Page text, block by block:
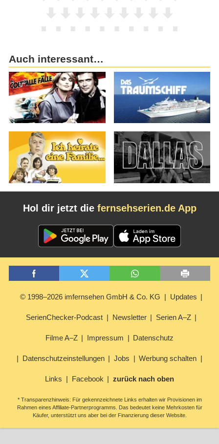
Auch interessant…
Hol dir jetzt die fernsehserien.de App
© 1998–2026 imfernsehen GmbH & Co. KG Updates
SerienChecker-Podcast Newsletter Serien A–Z
Filme A–Z Impressum Datenschutz
Datenschutzeinstellungen Jobs Werbung schalten
Links Facebook zurück nach oben
* Transparenzhinweis: Für gekennzeichnete Links erhalten wir Provisionen im
Rahmen eines Affiliate-Partnerprogramms. Das bedeutet keine Mehrkosten für
Käufer, unterstützt uns aber bei der Finanzierung dieser Website.